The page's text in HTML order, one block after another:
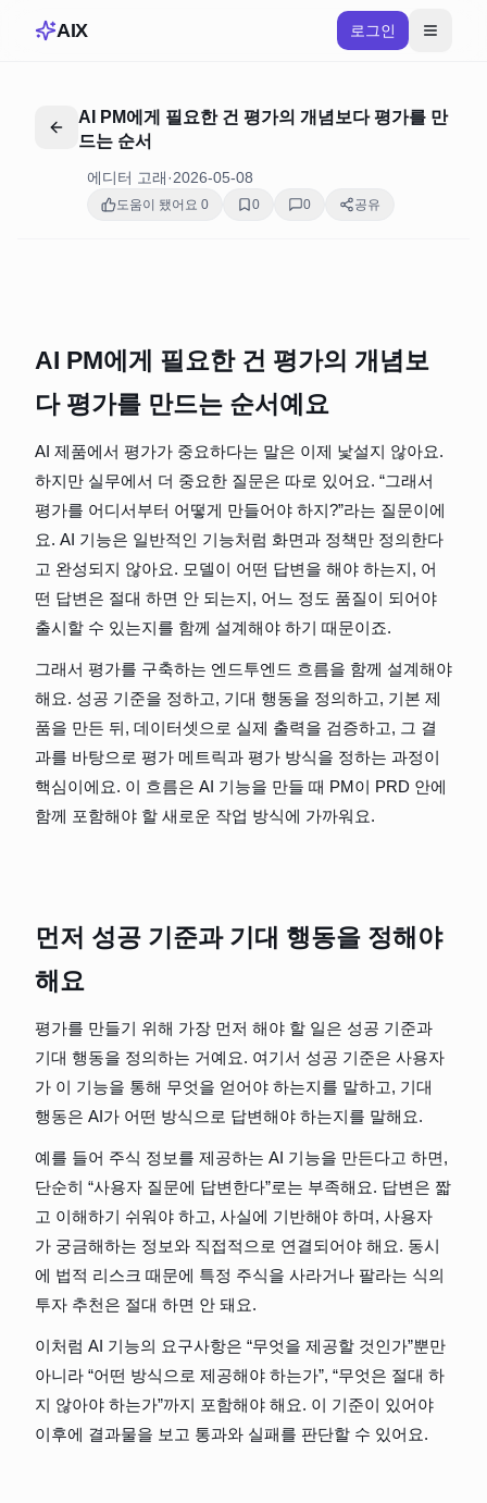
AIX 로그인
AI PM에게 필요한 건 평가의 개념보다 평가를 만
드는 순서
에디터 고래·2026-05-08
도움이 됐어요 0 0 0 공유
AI PM에게 필요한 건 평가의 개념보
다 평가를 만드는 순서예요
AI 제품에서 평가가 중요하다는 말은 이제 낯설지 않아요.
하지만 실무에서 더 중요한 질문은 따로 있어요. “그래서
평가를 어디서부터 어떻게 만들어야 하지?”라는 질문이에
요. AI 기능은 일반적인 기능처럼 화면과 정책만 정의한다
고 완성되지 않아요. 모델이 어떤 답변을 해야 하는지, 어
떤 답변은 절대 하면 안 되는지, 어느 정도 품질이 되어야
출시할 수 있는지를 함께 설계해야 하기 때문이죠.
그래서 평가를 구축하는 엔드투엔드 흐름을 함께 설계해야
해요. 성공 기준을 정하고, 기대 행동을 정의하고, 기본 제
품을 만든 뒤, 데이터셋으로 실제 출력을 검증하고, 그 결
과를 바탕으로 평가 메트릭과 평가 방식을 정하는 과정이
핵심이에요. 이 흐름은 AI 기능을 만들 때 PM이 PRD 안에
함께 포함해야 할 새로운 작업 방식에 가까워요.
먼저 성공 기준과 기대 행동을 정해야
해요
평가를 만들기 위해 가장 먼저 해야 할 일은 성공 기준과
기대 행동을 정의하는 거예요. 여기서 성공 기준은 사용자
가 이 기능을 통해 무엇을 얻어야 하는지를 말하고, 기대
행동은 AI가 어떤 방식으로 답변해야 하는지를 말해요.
예를 들어 주식 정보를 제공하는 AI 기능을 만든다고 하면,
단순히 “사용자 질문에 답변한다”로는 부족해요. 답변은 짧
고 이해하기 쉬워야 하고, 사실에 기반해야 하며, 사용자
가 궁금해하는 정보와 직접적으로 연결되어야 해요. 동시
에 법적 리스크 때문에 특정 주식을 사라거나 팔라는 식의
투자 추천은 절대 하면 안 돼요.
이처럼 AI 기능의 요구사항은 “무엇을 제공할 것인가”뿐만
아니라 “어떤 방식으로 제공해야 하는가”, “무엇은 절대 하
지 않아야 하는가”까지 포함해야 해요. 이 기준이 있어야
이후에 결과물을 보고 통과와 실패를 판단할 수 있어요.